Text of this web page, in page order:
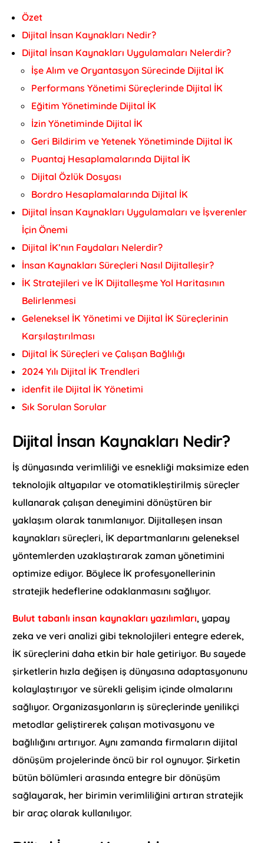
Özet
Dijital İnsan Kaynakları Nedir?
Dijital İnsan Kaynakları Uygulamaları Nelerdir?
İşe Alım ve Oryantasyon Sürecinde Dijital İK
Performans Yönetimi Süreçlerinde Dijital İK
Eğitim Yönetiminde Dijital İK
İzin Yönetiminde Dijital İK
Geri Bildirim ve Yetenek Yönetiminde Dijital İK
Puantaj Hesaplamalarında Dijital İK
Dijital Özlük Dosyası
Bordro Hesaplamalarında Dijital İK
Dijital İnsan Kaynakları Uygulamaları ve İşverenler
İçin Önemi
Dijital İK’nın Faydaları Nelerdir?
İnsan Kaynakları Süreçleri Nasıl Dijitalleşir?
İK Stratejileri ve İK Dijitalleşme Yol Haritasının
Belirlenmesi
Geleneksel İK Yönetimi ve Dijital İK Süreçlerinin
Karşılaştırılması
Dijital İK Süreçleri ve Çalışan Bağlılığı
2024 Yılı Dijital İK Trendleri
idenfit ile Dijital İK Yönetimi
Sık Sorulan Sorular
Dijital İnsan Kaynakları Nedir?
İş dünyasında verimliliği ve esnekliği maksimize eden
teknolojik altyapılar ve otomatikleştirilmiş süreçler
kullanarak çalışan deneyimini dönüştüren bir
yaklaşım olarak tanımlanıyor. Dijitalleşen insan
kaynakları süreçleri, İK departmanlarını geleneksel
yöntemlerden uzaklaştırarak zaman yönetimini
optimize ediyor. Böylece İK profesyonellerinin
stratejik hedeflerine odaklanmasını sağlıyor.
Bulut tabanlı insan kaynakları yazılımları, yapay
zeka ve veri analizi gibi teknolojileri entegre ederek,
İK süreçlerini daha etkin bir hale getiriyor. Bu sayede
şirketlerin hızla değişen iş dünyasına adaptasyonunu
kolaylaştırıyor ve sürekli gelişim içinde olmalarını
sağlıyor. Organizasyonların iş süreçlerinde yenilikçi
metodlar geliştirerek çalışan motivasyonu ve
bağlılığını artırıyor. Aynı zamanda firmaların dijital
dönüşüm projelerinde öncü bir rol oynuyor. Şirketin
bütün bölümleri arasında entegre bir dönüşüm
sağlayarak, her birimin verimliliğini artıran stratejik
bir araç olarak kullanılıyor.